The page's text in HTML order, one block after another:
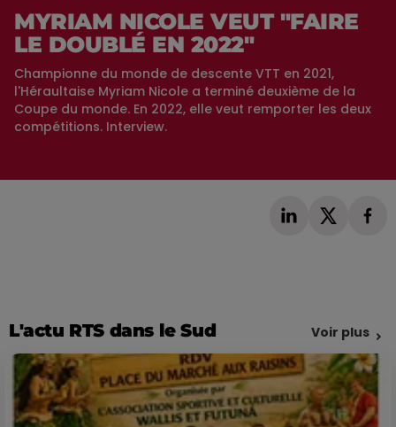
MYRIAM NICOLE VEUT "FAIRE
LE DOUBLÉ EN 2022"
Championne du monde de descente VTT en 2021,
l'Héraultaise Myriam Nicole a terminé deuxième de la
Coupe du monde. En 2022, elle veut remporter les deux
compétitions. Interview.
L'actu RTS dans le Sud Voir plus